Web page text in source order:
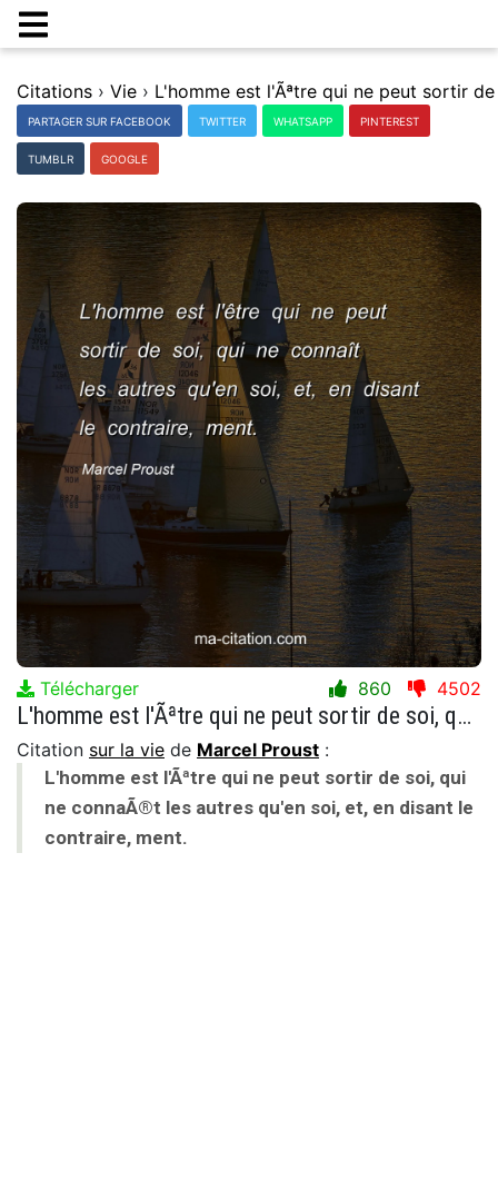
Citations › Vie ›
PARTAGER SUR FACEBOOK TWITTER WHATSAPP PINTEREST
TUMBLR GOOGLE
Télécharger 860 4502
L'homme est l'Ãªtre qui ne peut sortir de soi, qui ne connaÃ®t les autres qu'en soi, et, en disant le contraire, ment.
Citation sur la vie de Marcel Proust :
L'homme est l'Ãªtre qui ne peut sortir de soi, qui
ne connaÃ®t les autres qu'en soi, et, en disant le
contraire, ment.